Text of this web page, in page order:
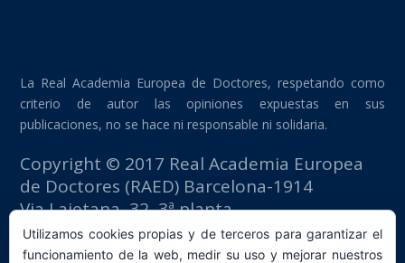
La Real Academia Europea de Doctores, respetando como
criterio de autor las opiniones expuestas en sus
publicaciones, no se hace ni responsable ni solidaria.
Copyright © 2017 Real Academia Europea
de Doctores (RAED) Barcelona-1914
Via Laietana, 32, 3ª planta
Edificio Fomento del Trabajo
08003 Barcelona (España)
Utilizamos cookies propias y de terceros para garantizar el
funcionamiento de la web, medir su uso y mejorar nuestros